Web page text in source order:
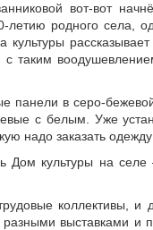
вот-вот
летию родного села,
культуры
с таким
панели в серо-
с белым. Уже
надо заказать
Дом культуры на селе
коллективы, и
выставками и